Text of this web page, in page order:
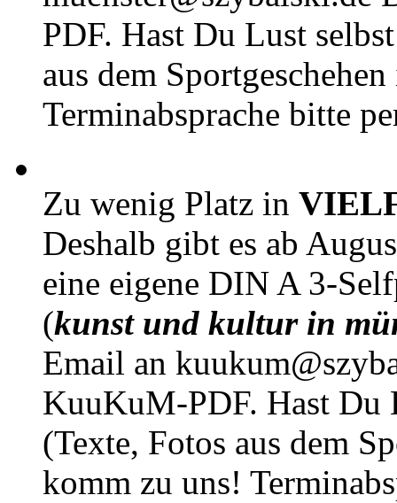
PDF. Hast Du Lust
aus dem
Terminabsprache bitte
Zu wenig Platz in
Deshalb gibt es ab
eine eigene DIN A 3-
(kunst und kultur in
Email an
KuuKuM-PDF. Hast Du
(Texte, Fotos aus dem
komm zu uns!